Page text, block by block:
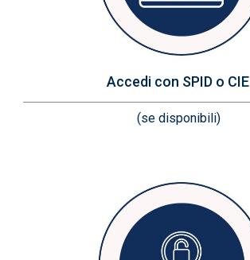
Accedi con SPID o CIE
(se disponibili)